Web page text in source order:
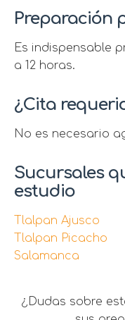
Preparación
Es indispensable
a 12 horas.
¿Cita
No es necesario
Sucursales
estudio
Tlalpan Ajusco
Tlalpan Picacho
Salamanca
¿Dudas sobre